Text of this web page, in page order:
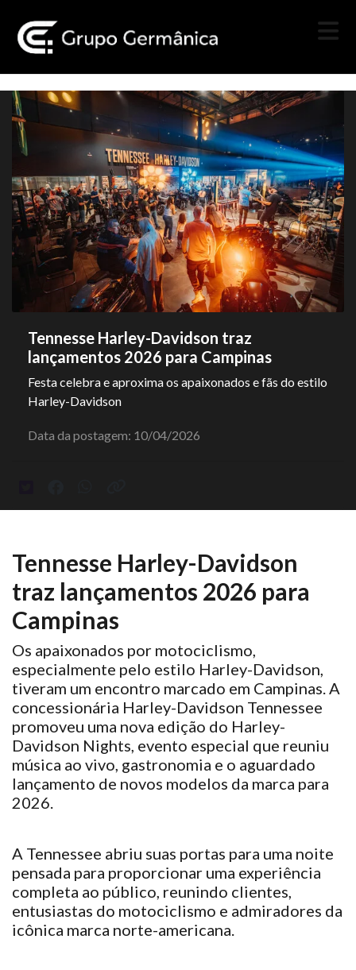
Tennesse Harley-Davidson traz
lançamentos 2026 para Campinas
Festa celebra e aproxima os apaixonados e fãs do estilo
Harley-Davidson
Data da postagem: 10/04/2026
Tennesse Harley-Davidson
traz lançamentos 2026 para
Campinas
Os apaixonados por motociclismo,
especialmente pelo estilo Harley-Davidson,
tiveram um encontro marcado em Campinas. A
concessionária Harley-Davidson Tennessee
promoveu uma nova edição do Harley-
Davidson Nights, evento especial que reuniu
música ao vivo, gastronomia e o aguardado
lançamento de novos modelos da marca para
2026.
A Tennessee abriu suas portas para uma noite
pensada para proporcionar uma experiência
completa ao público, reunindo clientes,
entusiastas do motociclismo e admiradores da
icônica marca norte-americana.